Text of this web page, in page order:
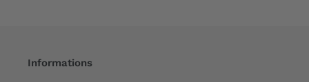
Informations